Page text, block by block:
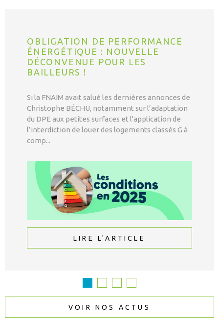
OBLIGATION DE PERFORMANCE
ÉNERGÉTIQUE : NOUVELLE
DÉCONVENUE POUR LES
BAILLEURS !
Si la FNAIM avait salué les dernières annonces de
Christophe BÉCHU, notamment sur l’adaptation
du DPE aux petites surfaces et l'application de
l’interdiction de louer des logements classés G à
comp...
LIRE L'ARTICLE
VOIR NOS ACTUS